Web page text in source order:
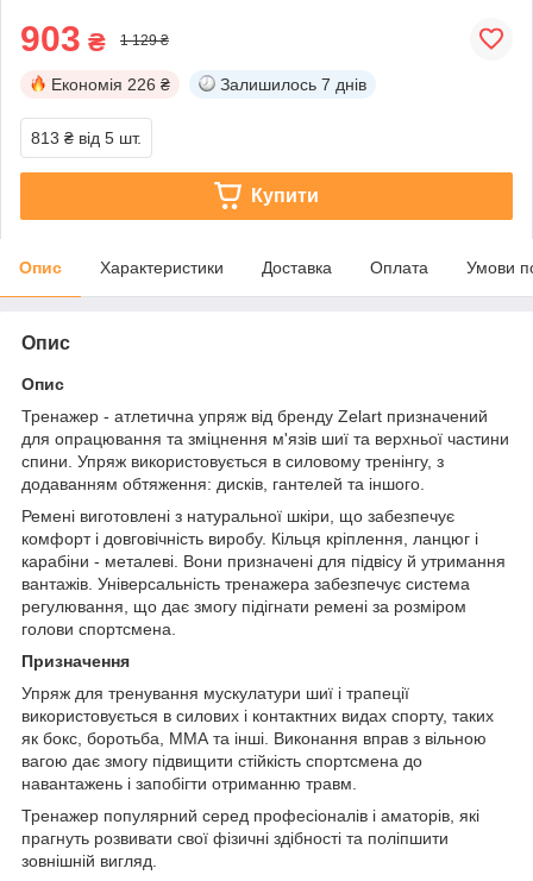
903 ₴ 1 129 ₴
Економія 226 ₴ Залишилось 7 днів
813 ₴ від 5 шт.
Купити
Опис Характеристики Доставка Оплата Умови
Опис
Опис
Тренажер - атлетична упряж від бренду Zelart призначений
для опрацювання та зміцнення м'язів шиї та верхньої частини
спини. Упряж використовується в силовому тренінгу, з
додаванням обтяження: дисків, гантелей та іншого.
Ремені виготовлені з натуральної шкіри, що забезпечує
комфорт і довговічність виробу. Кільця кріплення, ланцюг і
карабіни - металеві. Вони призначені для підвісу й утримання
вантажів. Універсальність тренажера забезпечує система
регулювання, що дає змогу підігнати ремені за розміром
голови спортсмена.
Призначення
Упряж для тренування мускулатури шиї і трапеції
використовується в силових і контактних видах спорту, таких
як бокс, боротьба, ММА та інші. Виконання вправ з вільною
вагою дає змогу підвищити стійкість спортсмена до
навантажень і запобігти отриманню травм.
Тренажер популярний серед професіоналів і аматорів, які
прагнуть розвивати свої фізичні здібності та поліпшити
зовнішній вигляд.